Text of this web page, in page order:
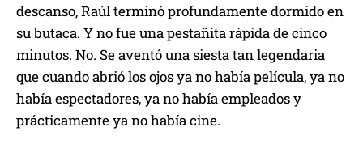
descanso, Raúl terminó profundamente dormido en
su butaca. Y no fue una pestañita rápida de cinco
minutos. No. Se aventó una siesta tan legendaria
que cuando abrió los ojos ya no había película, ya no
había espectadores, ya no había empleados y
prácticamente ya no había cine.